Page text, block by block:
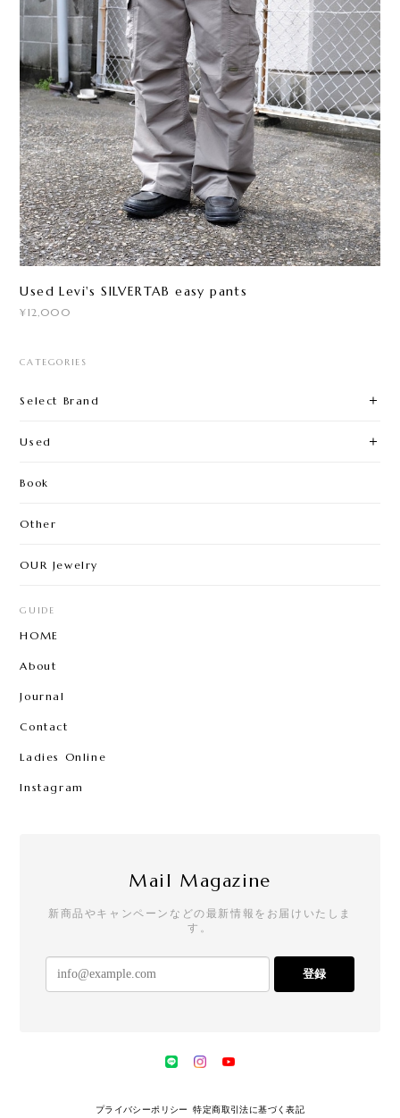
Used Levi's SILVERTAB easy pants
¥12,000
CATEGORIES
Select Brand
Used
Book
Other
OUR Jewelry
GUIDE
HOME
About
Journal
Contact
Ladies Online
Instagram
Mail Magazine
新商品やキャンペーンなどの最新情報をお届けいたしま
す。
登録
プライバシーポリシー 特定商取引法に基づく表記